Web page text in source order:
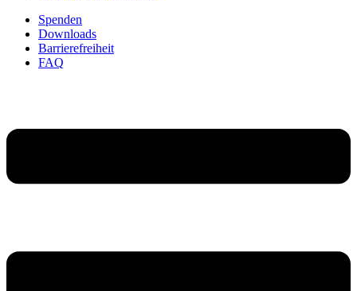
Spenden
Downloads
Barrierefreiheit
FAQ